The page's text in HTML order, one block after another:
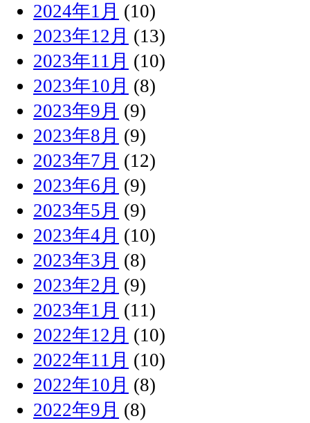
2024年1月 (10)
2023年12月 (13)
2023年11月 (10)
2023年10月 (8)
2023年9月 (9)
2023年8月 (9)
2023年7月 (12)
2023年6月 (9)
2023年5月 (9)
2023年4月 (10)
2023年3月 (8)
2023年2月 (9)
2023年1月 (11)
2022年12月 (10)
2022年11月 (10)
2022年10月 (8)
2022年9月 (8)